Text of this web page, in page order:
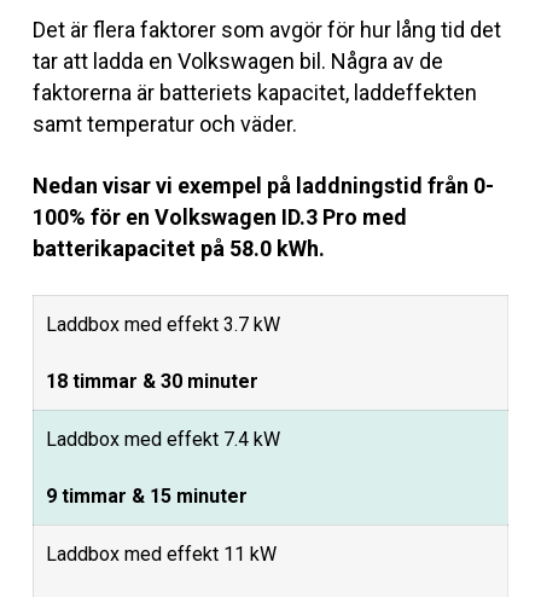
Det är flera faktorer som avgör för hur lång tid det
tar att ladda en Volkswagen bil. Några av de
faktorerna är batteriets kapacitet, laddeffekten
samt temperatur och väder.
Nedan visar vi exempel på laddningstid från 0-
100% för en Volkswagen ID.3 Pro med
batterikapacitet på 58.0 kWh.
Laddbox med effekt 3.7 kW
18 timmar & 30 minuter
Laddbox med effekt 7.4 kW
9 timmar & 15 minuter
Laddbox med effekt 11 kW